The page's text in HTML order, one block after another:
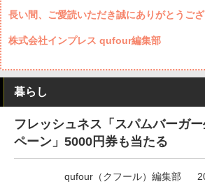
長い間、ご愛読いただき誠にありがとうござ
株式会社インプレス qufour編集部
暮らし
フレッシュネス「スパムバーガ
ペーン」5000円券も当たる
qufour（クフール）編集部